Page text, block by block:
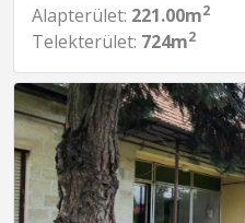
Alapterület: 221.00m2
Telekterület: 724m2